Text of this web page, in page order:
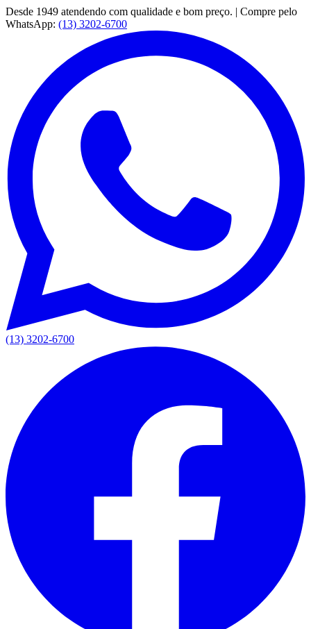
Desde 1949 atendendo com qualidade e bom preço. | Compre pelo
WhatsApp: (13) 3202-6700
(13) 3202-6700